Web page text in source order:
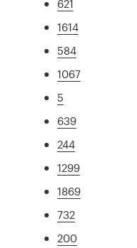
621
1614
584
1067
5
639
244
1299
1869
732
200